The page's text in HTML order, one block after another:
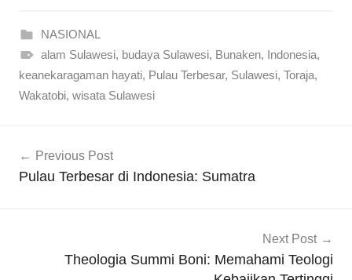
NASIONAL
alam Sulawesi, budaya Sulawesi, Bunaken, Indonesia,
keanekaragaman hayati, Pulau Terbesar, Sulawesi, Toraja,
Wakatobi, wisata Sulawesi
pos
Previous Post
Pulau Terbesar di Indonesia: Sumatra
Next Post
Theologia Summi Boni: Memahami Teologi